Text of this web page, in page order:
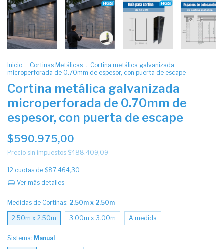
Inicio . Cortinas Metálicas . Cortina metálica galvanizada
microperforada de 0.70mm de espesor, con puerta de escape
Cortina metálica galvanizada
microperforada de 0.70mm de
espesor, con puerta de escape
$590.975,00
Precio sin impuestos $488.409,09
12 cuotas de $87.464,30
Ver más detalles
Medidas de Cortinas: 2.50m x 2.50m
2.50m x 2.50m 3.00m x 3.00m A medida
Sistema: Manual